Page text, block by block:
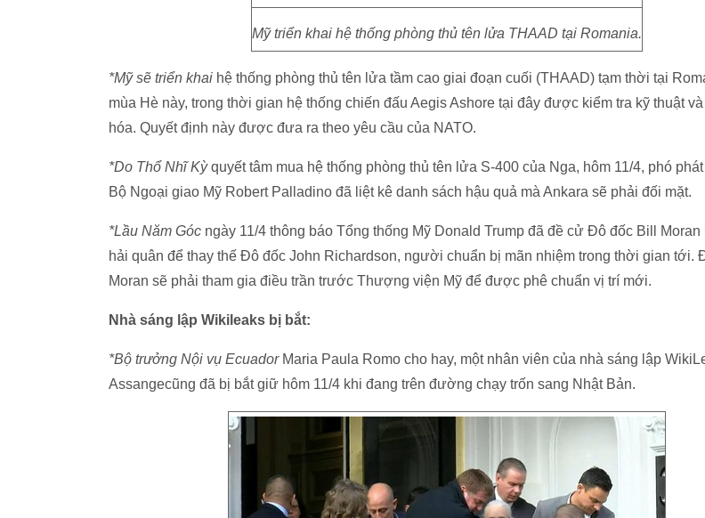
Mỹ triển khai hệ thống phòng thủ tên lửa THAAD tại Romania.
*Mỹ sẽ triển khai hệ thống phòng thủ tên lửa tầm cao giai đoạn cuối (THAAD) tạm thời tại
mùa Hè này, trong thời gian hệ thống chiến đấu Aegis Ashore tại đây được kiểm tra kỹ thuật
hóa. Quyết định này được đưa ra theo yêu cầu của NATO.
*Do Thổ Nhĩ Kỳquyết tâm mua hệ thống phòng thủ tên lửa S-400 của Nga, hôm 11/4, phó
Bộ Ngoại giao Mỹ Robert Palladino đã liệt kê danh sách hậu quả mà Ankara sẽ phải đối mặt.
*Lầu Năm Góc ngày 11/4 thông báo Tổng thống Mỹ Donald Trump đã đề cử Đô đốc Bill
hải quân để thay thế Đô đốc John Richardson, người chuẩn bị mãn nhiệm trong thời gian tới.
Moran sẽ phải tham gia điều trần trước Thượng viện Mỹ để được phê chuẩn vị trí mới.
Nhà sáng lập Wikileaks bị bắt:
*Bộ trưởng Nội vụ EcuadorMaria Paula Romo cho hay, một nhân viên của nhà sáng lập
Assangecũng đã bị bắt giữ hôm 11/4 khi đang trên đường chạy trốn sang Nhật Bản.